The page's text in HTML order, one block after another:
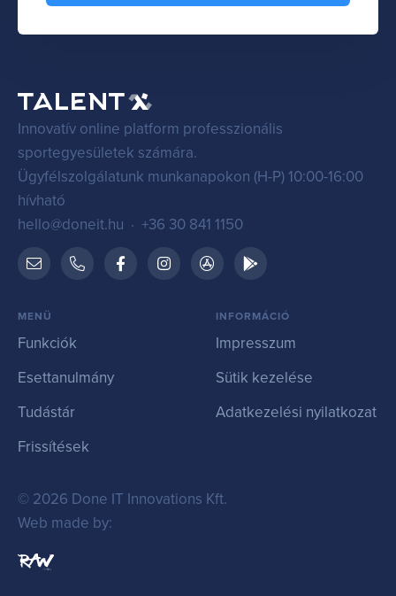
Innovatív online platform professzionális
sportegyesületek számára.
Ügyfélszolgálatunk munkanapokon (H-P) 10:00-16:00
hívható
hello@doneit.hu · +36 30 841 1150
MENÜ
Funkciók
Esettanulmány
Tudástár
Frissítések
INFORMÁCIÓ
Impresszum
Sütik kezelése
Adatkezelési nyilatkozat
© 2026 Done IT Innovations Kft.
Web made by: